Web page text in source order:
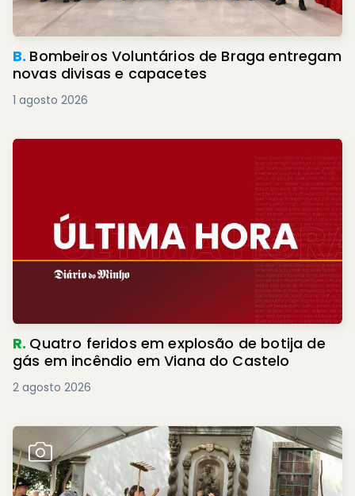
B. Bombeiros Voluntários de Braga entregam
novas divisas e capacetes
1 agosto 2026
R. Quatro feridos em explosão de botija de
gás em incêndio em Viana do Castelo
2 agosto 2026